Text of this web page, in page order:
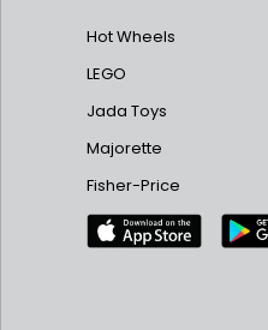
Hot Wheels
LEGO
Jada Toys
Majorette
Fisher-Price